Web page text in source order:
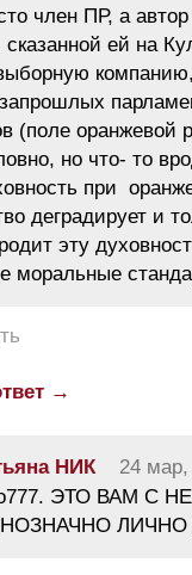
член ПР, а
ей на
компанию,
(поле оранжевой
но что- то
при
деградирует и
эту
моральные
→
НИК 24
ЭТО ВАМ С